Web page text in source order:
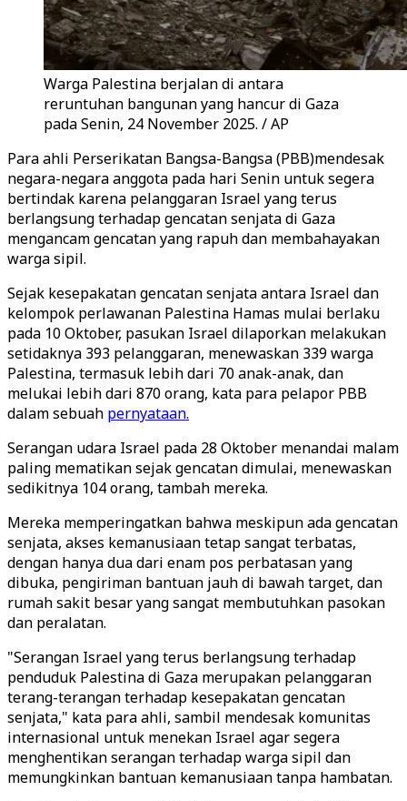
Warga Palestina berjalan di antara
reruntuhan bangunan yang hancur di Gaza
pada Senin, 24 November 2025. / AP
Para ahli Perserikatan Bangsa-Bangsa (PBB)mendesak
negara-negara anggota pada hari Senin untuk segera
bertindak karena pelanggaran Israel yang terus
berlangsung terhadap gencatan senjata di Gaza
mengancam gencatan yang rapuh dan membahayakan
warga sipil.
Sejak kesepakatan gencatan senjata antara Israel dan
kelompok perlawanan Palestina Hamas mulai berlaku
pada 10 Oktober, pasukan Israel dilaporkan melakukan
setidaknya 393 pelanggaran, menewaskan 339 warga
Palestina, termasuk lebih dari 70 anak-anak, dan
melukai lebih dari 870 orang, kata para pelapor PBB
dalam sebuah pernyataan.
Serangan udara Israel pada 28 Oktober menandai malam
paling mematikan sejak gencatan dimulai, menewaskan
sedikitnya 104 orang, tambah mereka.
Mereka memperingatkan bahwa meskipun ada gencatan
senjata, akses kemanusiaan tetap sangat terbatas,
dengan hanya dua dari enam pos perbatasan yang
dibuka, pengiriman bantuan jauh di bawah target, dan
rumah sakit besar yang sangat membutuhkan pasokan
dan peralatan.
"Serangan Israel yang terus berlangsung terhadap
penduduk Palestina di Gaza merupakan pelanggaran
terang-terangan terhadap kesepakatan gencatan
senjata," kata para ahli, sambil mendesak komunitas
internasional untuk menekan Israel agar segera
menghentikan serangan terhadap warga sipil dan
memungkinkan bantuan kemanusiaan tanpa hambatan.